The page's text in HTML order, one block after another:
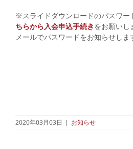
※スライドダウンロードのパスワー
ちらから入会申込手続きをお願いし
メールでパスワードをお知らせしま
2020年03月03日 | お知らせ